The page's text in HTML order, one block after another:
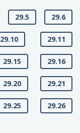
29.5 29.6
29.10 29.11
29.15 29.16
29.20 29.21
29.25 29.26